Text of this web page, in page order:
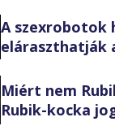
A szexrobotok
eláraszthatják
Miért nem
Rubik-kocka